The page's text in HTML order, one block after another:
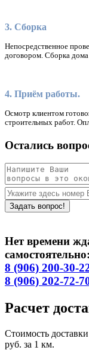
3. Сборка
Непосредственное
договором. Сборка дома
4. Приём работы.
Осмотр клиентом
строительных работ.
Остались
Нет времени
самостоятельно:
8 (906) 200-30-
8 (906) 202-72-
Расчет
Стоимость
руб. за 1 км.